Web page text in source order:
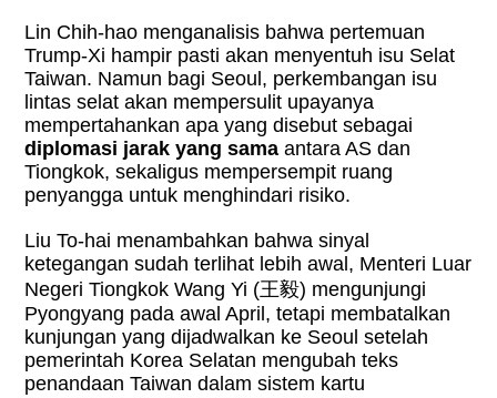
Lin Chih-hao menganalisis bahwa pertemuan
Trump-Xi hampir pasti akan menyentuh isu Selat
Taiwan. Namun bagi Seoul, perkembangan isu
lintas selat akan mempersulit upayanya
mempertahankan apa yang disebut sebagai
diplomasi jarak yang samaantara AS dan
Tiongkok, sekaligus mempersempit ruang
penyangga untuk menghindari risiko.
Liu To-hai menambahkan bahwa sinyal
ketegangan sudah terlihat lebih awal, Menteri Luar
Negeri Tiongkok Wang Yi (王毅) mengunjungi
Pyongyang pada awal April, tetapi membatalkan
kunjungan yang dijadwalkan ke Seoul setelah
pemerintah Korea Selatan mengubah teks
penandaan Taiwan dalam sistem kartu